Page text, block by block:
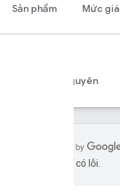
Sản phẩm Mức giá
Tài nguyên
AI có thể có lỗi.